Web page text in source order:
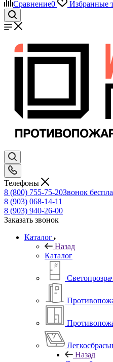
Сравнение0 Избранные
Телефоны
8 (800) 755-75-20Звонок
8 (903) 068-14-11
8 (903) 940-26-00
Заказать звонок
Каталог
Назад
Каталог
Назад